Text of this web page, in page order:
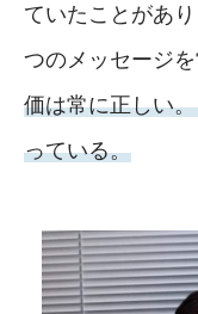
ていたことがあ
つのメッセージ
価は常に正しい
っている。